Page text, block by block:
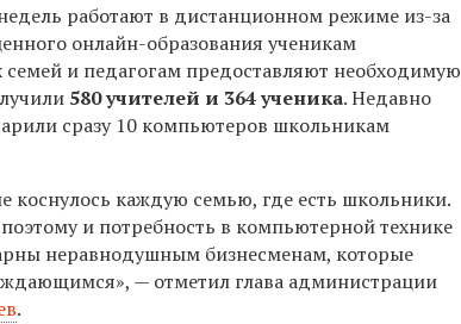
работают в дистанционном режиме из-за
онлайн-образования ученикам
и педагогам предоставляют необходимую
580 учителей и 364 ученика. Недавно
сразу 10 компьютеров школьникам
коснулось каждую семью, где есть школьники.
и потребность в компьютерной технике
неравнодушным бизнесменам, которые
— отметил глава администрации
.